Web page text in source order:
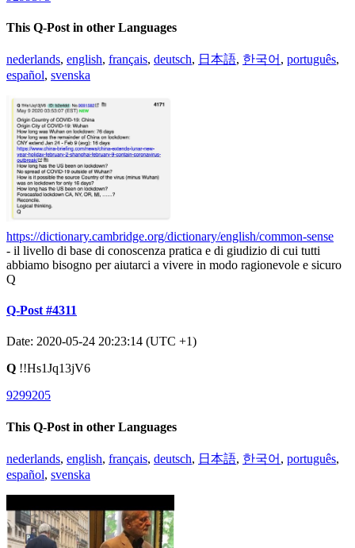
This Q-Post in other Languages
nederlands, english, français, deutsch, 日本語, 한국어 , português,
español, svenska
https://dictionary.cambridge.org/dictionary/english/common-sense
- il livello di base di conoscenza pratica e di giudizio di cui tutti
abbiamo bisogno per aiutarci a vivere in modo ragionevole e sicuro
Q
Q-Post #4311
Date: 2020-05-24 20:23:14 (UTC +1)
Q !!Hs1Jq13jV6
9299205
This Q-Post in other Languages
nederlands, english, français, deutsch, 日本語, 한국어 , português,
español, svenska